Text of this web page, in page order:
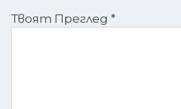
Твоят Преглед *